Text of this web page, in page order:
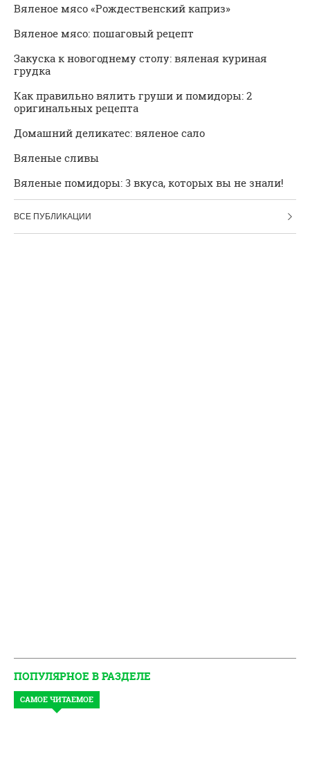
Вяленое мясо «Рождественский каприз»
Вяленое мясо: пошаговый рецепт
Закуска к новогоднему столу: вяленая куриная
грудка
Как правильно вялить груши и помидоры: 2
оригинальных рецепта
Домашний деликатес: вяленое сало
Вяленые сливы
Вяленые помидоры: 3 вкуса, которых вы не знали!
ВСЕ ПУБЛИКАЦИИ
ПОПУЛЯРНОЕ В РАЗДЕЛЕ
САМОЕ ЧИТАЕМОЕ